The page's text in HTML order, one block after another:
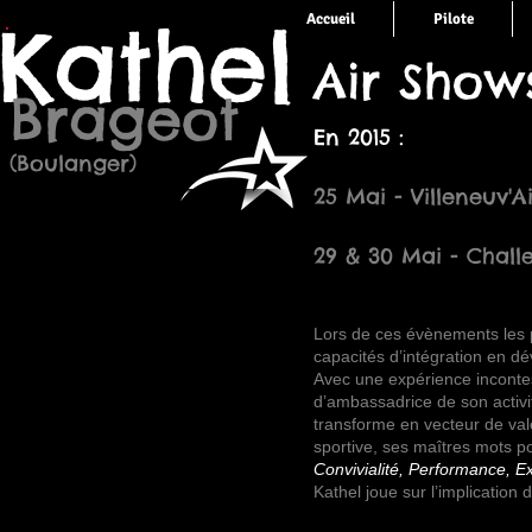
Accueil Pilote
Brageot
(Boulanger)
Air
En 2015 :
25 Mai -
29 & 30 Mai -
Lors de ces évènements
capacités d’intégration en
Avec une expérience
d’ambassadrice de son
transforme en vecteur de
sportive, ses maîtres mots
Convivialité, Performance,
Kathel joue sur l’implication